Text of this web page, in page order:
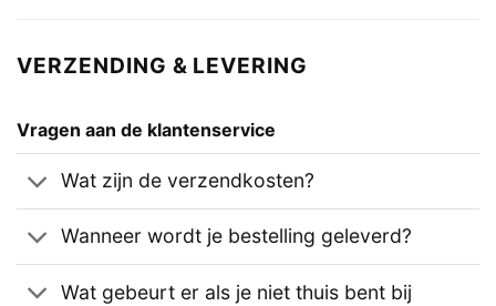
VERZENDING & LEVERING
Vragen aan de klantenservice
Wat zijn de verzendkosten?
Wanneer wordt je bestelling geleverd?
Wat gebeurt er als je niet thuis bent bij